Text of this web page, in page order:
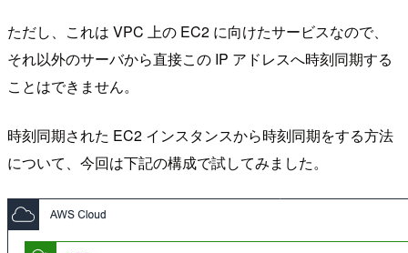
ただし、これは VPC 上の EC2 に向けたサービスなので、
それ以外のサーバから直接この IP アドレスへ時刻同期する
ことはできません。
時刻同期された EC2 インスタンスから時刻同期をする方法
について、今回は下記の構成で試してみました。